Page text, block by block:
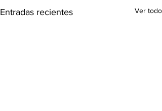
Entradas recientes Ver todo